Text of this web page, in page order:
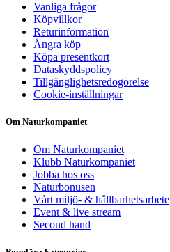
Vanliga frågor
Köpvillkor
Returinformation
Ångra köp
Köpa presentkort
Dataskyddspolicy
Tillgänglighetsredogörelse
Cookie-inställningar
Om Naturkompaniet
Om Naturkompaniet
Klubb Naturkompaniet
Jobba hos oss
Naturbonusen
Vårt miljö- & hållbarhetsarbete
Event & live stream
Second hand